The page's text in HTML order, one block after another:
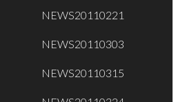
NEWS20110221
NEWS20110303
NEWS20110315